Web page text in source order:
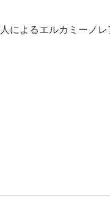
によるエルカミーノ